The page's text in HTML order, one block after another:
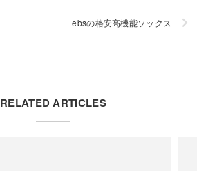
ebsの格安高機能ソックス
RELATED ARTICLES